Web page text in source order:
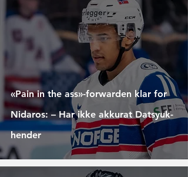
«Pain in the ass»-forwarden klar for
Nidaros: – Har ikke akkurat Datsyuk-
hender